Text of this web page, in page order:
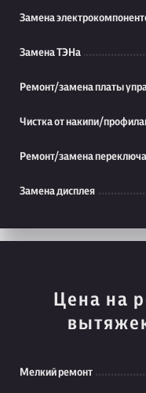
Замена
Замена ТЭНа
Ремонт/замена платы
Чистка от накипи/
Ремонт/замена
Замена дисплея
Цена на
Мелкий ремонт